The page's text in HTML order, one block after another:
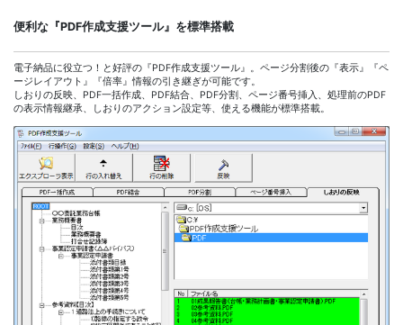
便利な『PDF作成支援ツール』を標準搭載
電子納品に役立つ！と好評の『PDF作成支援ツール』。ページ分割後の『表示』『ペ
ージレイアウト』『倍率』情報の引き継ぎが可能です。
しおりの反映、PDF一括作成、PDF結合、PDF分割、ページ番号挿入、処理前のPDF
の表示情報継承、しおりのアクション設定等、使える機能が標準搭載。